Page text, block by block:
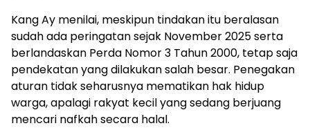
Kang Ay menilai, meskipun tindakan itu beralasan
sudah ada peringatan sejak November 2025 serta
berlandaskan Perda Nomor 3 Tahun 2000, tetap saja
pendekatan yang dilakukan salah besar. Penegakan
aturan tidak seharusnya mematikan hak hidup
warga, apalagi rakyat kecil yang sedang berjuang
mencari nafkah secara halal.